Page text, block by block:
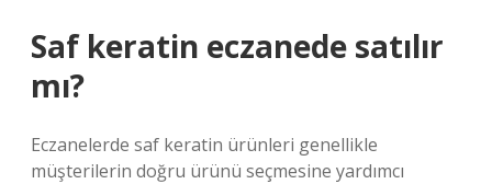
Saf keratin eczanede satılır
mı?
Eczanelerde saf keratin ürünleri genellikle
müşterilerin doğru ürünü seçmesine yardımcı